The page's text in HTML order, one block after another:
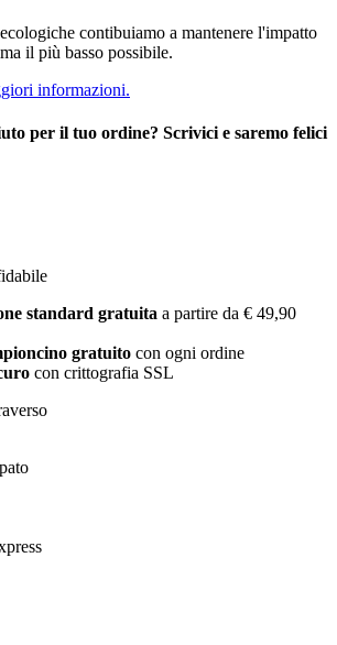
contibuiamo a mantenere l'impatto
il più basso possibile.
informazioni.
per il tuo ordine? Scrivici e saremo felici
standard gratuita a partire da € 49,90
gratuito con ogni ordine
con crittografia SSL